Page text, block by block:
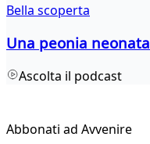
Bella scoperta
Una peonia neonata
Ascolta il podcast
Abbonati ad Avvenire